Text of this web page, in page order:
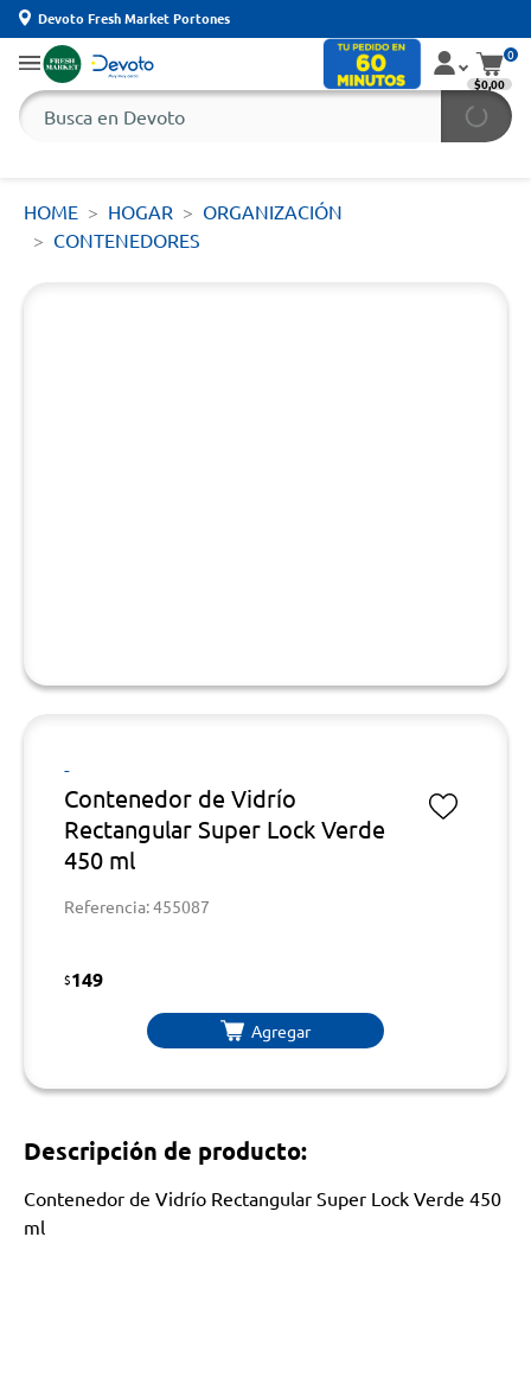
Devoto Fresh Market Portones
0
$0,00
HOME HOGAR
ORGANIZACIÓN
CONTENEDORES
-
Contenedor de Vidrío
Rectangular Super Lock Verde
450 ml
Referencia: 455087
$149
Agregar
Descripción de producto:
Contenedor de Vidrío Rectangular Super Lock Verde 450
ml